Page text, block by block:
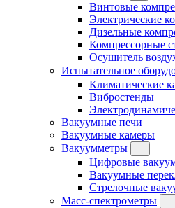
Винтовые
Электрические
Дизельные
Компрессорные
Осушитель
Испытательное
Климатические
Вибростенды
Вакуумные печи
Вакуумные камеры
Вакуумметры
Цифровые
Вакуумные
Стрелочные
Масс-спектрометры